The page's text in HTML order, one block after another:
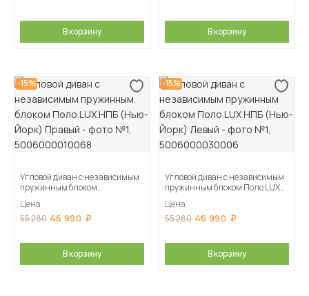
В корзину В корзину
-15%
Угловой диван с независимым
пружинным блоком
Правый
Цена
55 280 46 990
В корзину
-15%
Угловой диван с независимым
пружинным блоком Поло LUX
Цена
55 280 46 990
В корзину